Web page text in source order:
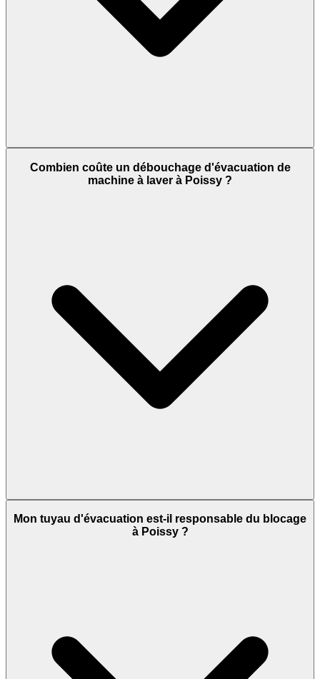
Combien coûte un débouchage d'évacuation de
machine à laver à Poissy ?
Mon tuyau d'évacuation est-il responsable du blocage
à Poissy ?